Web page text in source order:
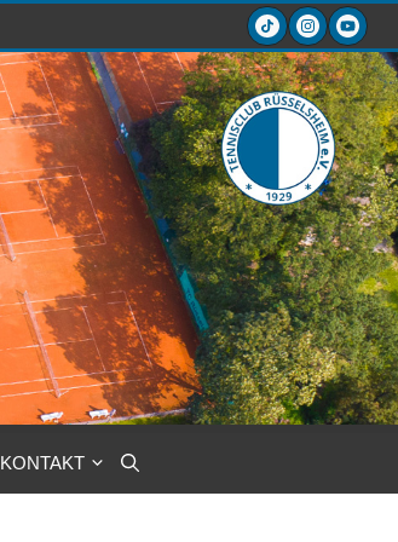
KONTAKT